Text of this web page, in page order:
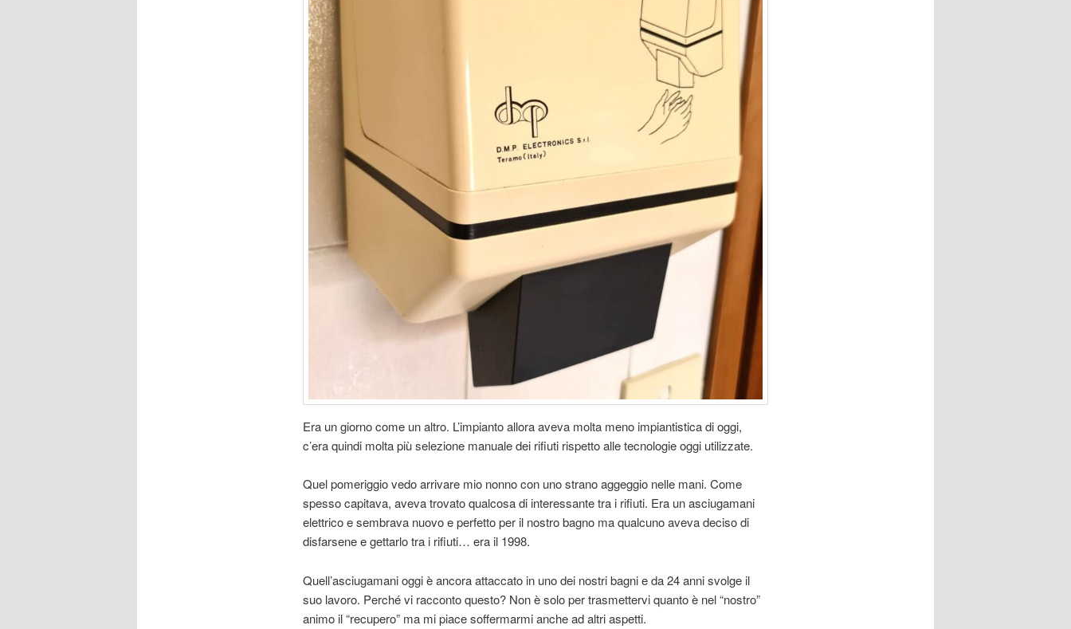
Era un giorno come un altro. L’impianto allora aveva molta meno impiantistica di oggi,
c’era quindi molta più selezione manuale dei rifiuti rispetto alle tecnologie oggi utilizzate.
Quel pomeriggio vedo arrivare mio nonno con uno strano aggeggio nelle mani. Come
spesso capitava, aveva trovato qualcosa di interessante tra i rifiuti. Era un asciugamani
elettrico e sembrava nuovo e perfetto per il nostro bagno ma qualcuno aveva deciso di
disfarsene e gettarlo tra i rifiuti… era il 1998.
Quell’asciugamani oggi è ancora attaccato in uno dei nostri bagni e da 24 anni svolge il
suo lavoro. Perché vi racconto questo? Non è solo per trasmettervi quanto è nel “nostro”
animo il “recupero” ma mi piace soffermarmi anche ad altri aspetti.